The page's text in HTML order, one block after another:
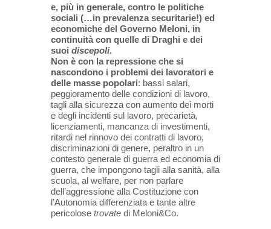
e, più in generale, contro le politiche
sociali (…in prevalenza securitarie!) ed
economiche del Governo Meloni, in
continuità con quelle di Draghi e dei
suoi discepoli.
Non è con la repressione che si
nascondono i problemi dei lavoratori e
delle masse popolari: bassi salari,
peggioramento delle condizioni di lavoro,
tagli alla sicurezza con aumento dei morti
e degli incidenti sul lavoro, precarietà,
licenziamenti, mancanza di investimenti,
ritardi nel rinnovo dei contratti di lavoro,
discriminazioni di genere, peraltro in un
contesto generale di guerra ed economia di
guerra, che impongono tagli alla sanità, alla
scuola, al welfare, per non parlare
dell’aggressione alla Costituzione con
l’Autonomia differenziata e tante altre
pericolose trovate di Meloni&Co.